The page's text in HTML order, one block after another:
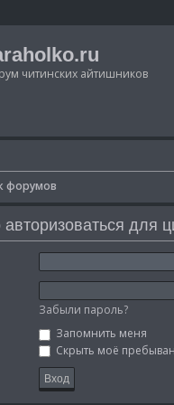
читинских айтишников
форумов
для
Забыли пароль?
Запомнить меня
Скрыть моё